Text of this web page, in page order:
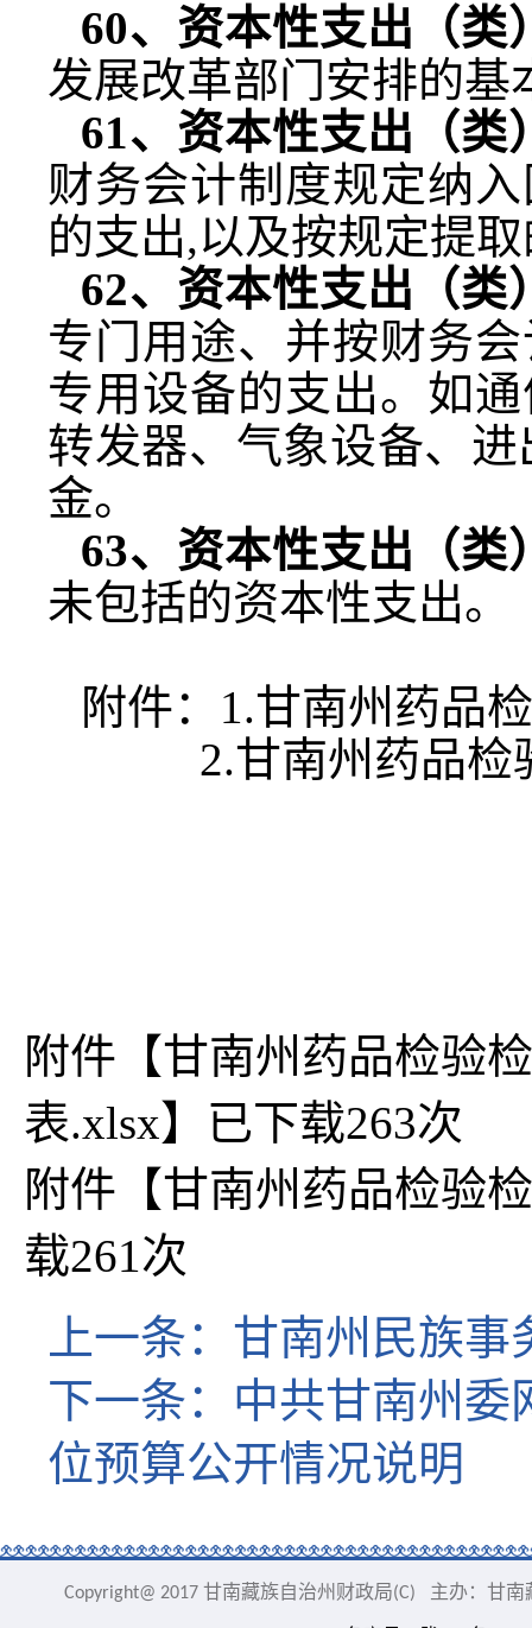
60、资本性支出（类
发展改革部门安排的基
61、资本性支出（类
财务会计制度规定纳
的支出,以及按规定提
62、资本性支出（类
专门用途、并按财务
专用设备的支出。如
转发器、气象设备、
金。
63、资本性支出（类
未包括的资本性支出。
附件： 1.甘南州药品
2.甘南州药品检
附件【甘南州药品检验
表.xlsx】已下载263次
附件【甘南州药品检验
载261次
上一条： 甘南州民族事
下一条： 中共甘南州委
位预算公开情况说明
Copyright@ 2017 甘南藏族自治州财政局(C) 主办：甘